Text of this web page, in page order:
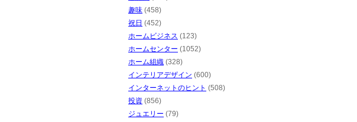
趣味 (458)
祝日 (452)
ホームビジネス (123)
ホームセンター (1052)
ホーム組織 (328)
インテリアデザイン (600)
インターネットのヒント (508)
投資 (856)
ジュエリー (79)